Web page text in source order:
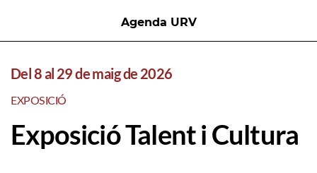
Agenda URV
Del 8 al 29 de maig de 2026
EXPOSICIÓ
Exposició Talent i Cultura